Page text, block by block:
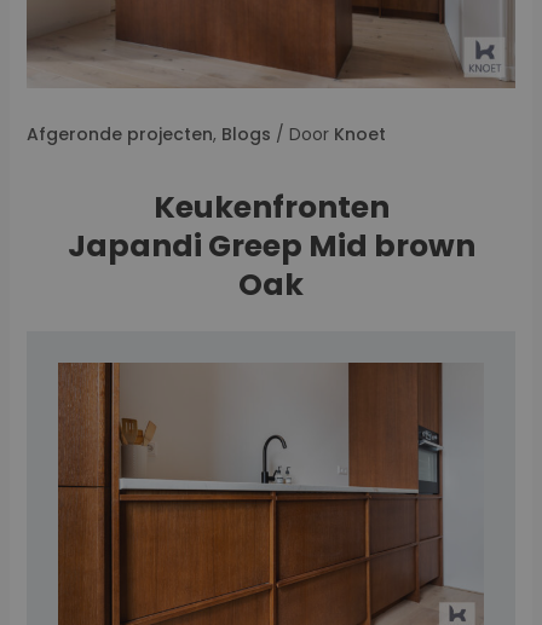
Afgeronde projecten, Blogs / Door Knoet
Keukenfronten
Japandi Greep Mid brown
Oak